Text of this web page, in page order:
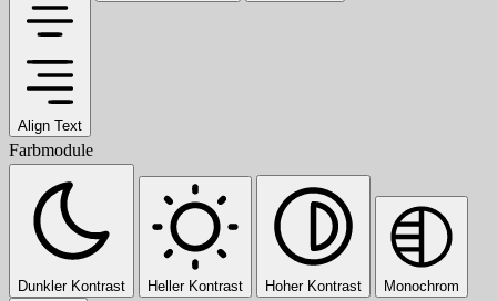
Align Text
Farbmodule
Dunkler Kontrast Heller Kontrast Hoher Kontrast Monochrom